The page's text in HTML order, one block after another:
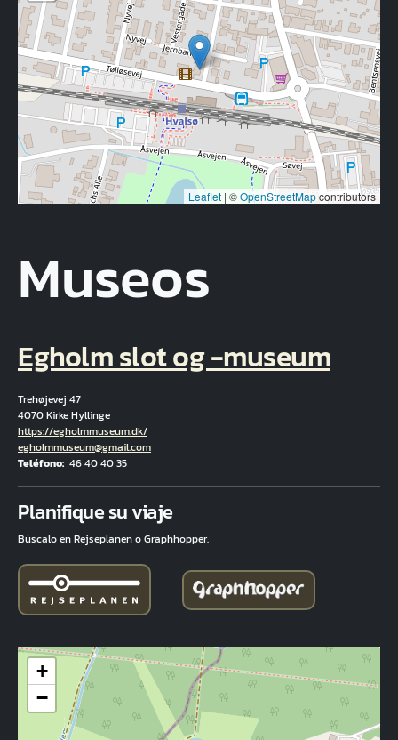
Leaflet | ©OpenStreetMapcontributors
Museos
Egholm slot og -museum
Trehøjevej 47
4070 Kirke Hyllinge
Hjemmeside
https://egholmmuseum.dk/
Correo electrónico
egholmmuseum@gmail.com
Teléfono 46 40 40 35
Planifique su viaje
Búscalo en Rejseplanen o Graphhopper.
+
−